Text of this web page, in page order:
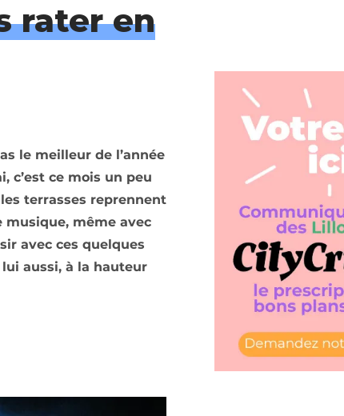
rater en
le meilleur de l’année
c’est ce mois un peu
terrasses reprennent
musique, même avec
avec ces quelques
aussi, à la hauteur